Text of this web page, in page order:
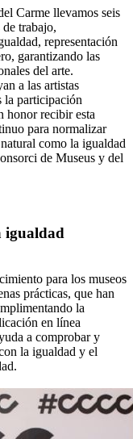
Carme llevamos seis
trabajo,
representación
garantizando las
del arte.
a las artistas
la participación
honor recibir esta
para normalizar
como la igualdad
de Museus y del
igualdad
para los museos
prácticas, que han
la
en línea
a comprobar y
la igualdad y el